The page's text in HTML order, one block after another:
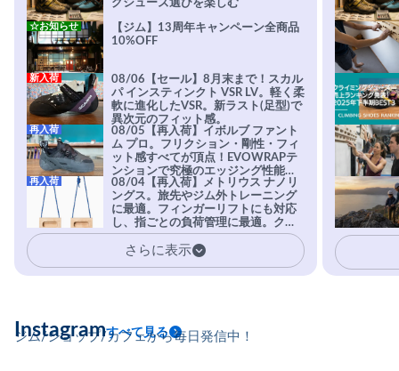
グシューズ選びを楽しむ
【ジム】13周年キャンペーン全商品
10%OFF
☆お知らせ
08/06【セール】8月末まで！スカル
パ インスティンクト VSR LV。軽く柔
軟に進化したVSR。新ラスト(足型)で
異次元のフィット感。
新入荷
08/05【再入荷】イボルブ ファント
ム プロ。フリクション・剛性・フィ
ット感すべてが頂点！EVOWRAPテ
ンションで究極のエッジング性能を
実現。進化系ラバーEvo-74はTRAX
を凌駕する粘着力で極小ホールドに
安心感。
再入荷
08/04【再入荷】メトリウス ナノリ
ングス。旅先やジム外トレーニング
に最適。フィンガーリフトにも対応
し、指ごとの負荷管理に最適。クラ
イマーの指を本気で鍛えるギア。
再入荷
さらに表示
ジム/ショップ/カフェから毎日発信中！
Instagramすべて見る